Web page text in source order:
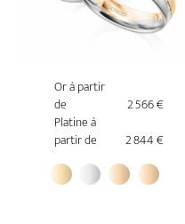
Or à partir
de
2 566 €
Platine à
partir de
2 844 €